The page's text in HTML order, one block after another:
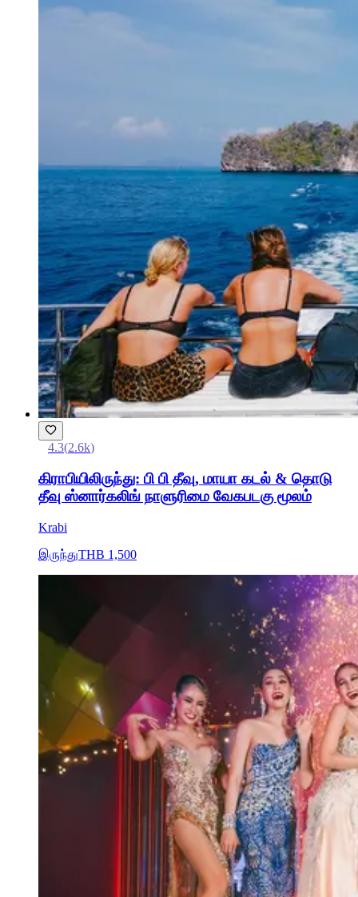
4.3(2.6k)
கிராபியிலிருந்து: பி பி தீவு, மாயா கடல் & தொடு
தீவு ஸ்னார்கலிங் நாளுரிமை வேகபடகு மூலம்
Krabi
இருந்துTHB 1,500